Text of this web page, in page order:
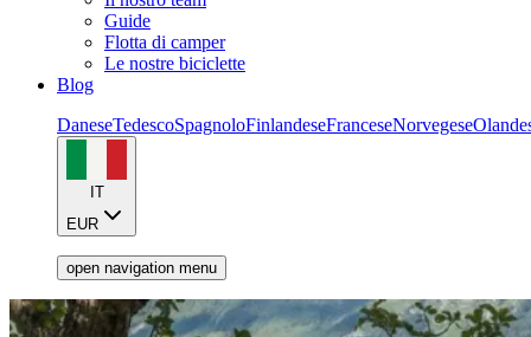
Guide
Flotta di camper
Le nostre biciclette
Blog
DaneseTedescoSpagnoloFinlandeseFranceseNorvegese
IT
EUR
open navigation menu